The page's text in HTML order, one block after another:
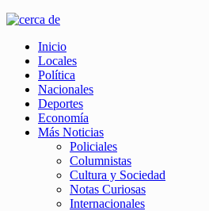
Inicio
Locales
Política
Nacionales
Deportes
Economía
Más Noticias
Policiales
Columnistas
Cultura y Sociedad
Notas Curiosas
Internacionales